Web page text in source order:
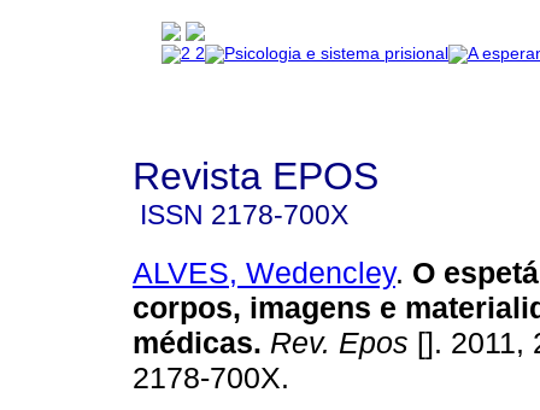
Revista EPOS
ISSN 2178-700X
ALVES, Wedencley. O
corpos, imagens e
médicas. Rev. Epos []. 2011,
2178-700X.